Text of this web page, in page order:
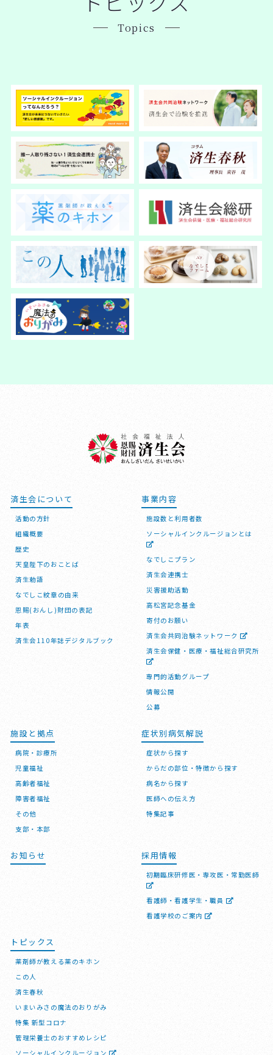
Topics
済生会について
活動の方針
組織概要
歴史
天皇陛下のおことば
済生勅語
なでしこ紋章の由来
恩賜(おんし)財団の表記
年表
済生会110年誌デジタルブック
事業内容
施設数と利用者数
ソーシャルインクルージョンとは
なでしこプラン
済生会連携士
災害援助活動
高松宮記念基金
寄付のお願い
済生会共同治験ネットワーク
済生会保健・医療・福祉総合研究所
専門的活動グループ
情報公開
公募
施設と拠点
病院・診療所
児童福祉
高齢者福祉
障害者福祉
その他
支部・本部
症状別病気解説
症状から探す
からだの部位・特徴から探す
病名から探す
医師への伝え方
特集記事
お知らせ 採用情報
初期臨床研修医・専攻医・常勤医師
看護師・看護学生・職員
看護学校のご案内
トピックス
薬剤師が教える薬のキホン
この人
済生春秋
いまいみさの魔法のおりがみ
特集 新型コロナ
管理栄養士のおすすめレシピ
ソーシャルインクルージョン